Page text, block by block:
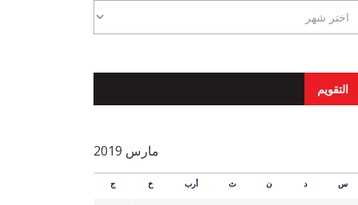
التقويم
مارس 2019
س د ن ث أرب خ ج